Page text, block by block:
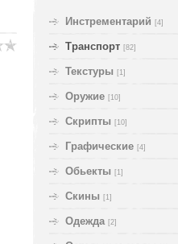
Инстрементарий [4]
Транспорт [82]
Текстуры [1]
Оружие [10]
Скрипты [10]
Графические [4]
Обьекты [1]
Скины [1]
Одежда [2]